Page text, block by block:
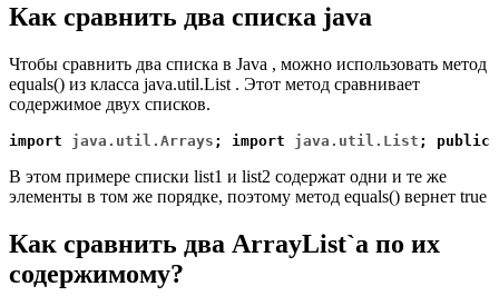
Как сравнить два списка java
Чтобы сравнить два списка в Java , можно использовать метод
equals() из класса java.util.List . Этот метод сравнивает
содержимое двух списков.
import java.util.Arrays ; import java.util.List ; public
В этом примере списки list1 и list2 содержат одни и те же
элементы в том же порядке, поэтому метод equals() вернет true
Как сравнить два ArrayList`a по их
содержимому?